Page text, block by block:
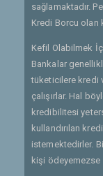
sağlamaktadır.
Kredi Borcu olan
Kefil Olabilmek
Bankalar
tüketicilere kredi
çalışırlar. Hal
kredibilitesi
kullandırılan
istemektedirler.
kişi